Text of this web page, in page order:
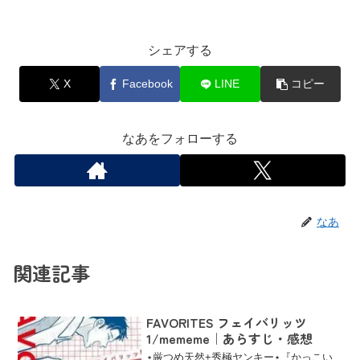
シェアする
X Facebook LINE コピー
なあをフォローする
なあ
関連記事
FAVORITES フェイバリッツ
1/mememe｜あらすじ・感想
⋆厳つめ天然+秀極ヤンキー⋆『かっこい